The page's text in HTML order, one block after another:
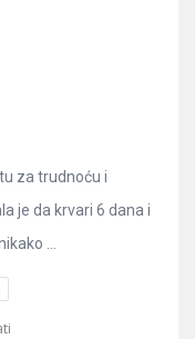
za trudnoću i
je da krvari 6 dana i
...